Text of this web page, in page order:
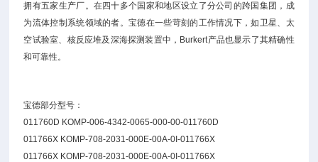
拥有五家生产厂。在四十多个国家和地区设立了分公司的跨国集团，成
为流体控制系统领域的者。宝德在一些苛刻的工作情况下，如卫星、太
空试验室、核反应堆及深海探测装置中，Burkert产品也显示了其精确性
和可靠性。
宝德部分型号：
011760D KOMP-006-4342-0065-000-00-011760D
011766X KOMP-708-2031-000E-00A-0I-011766X
011766X KOMP-708-2031-000E-00A-0I-011766X